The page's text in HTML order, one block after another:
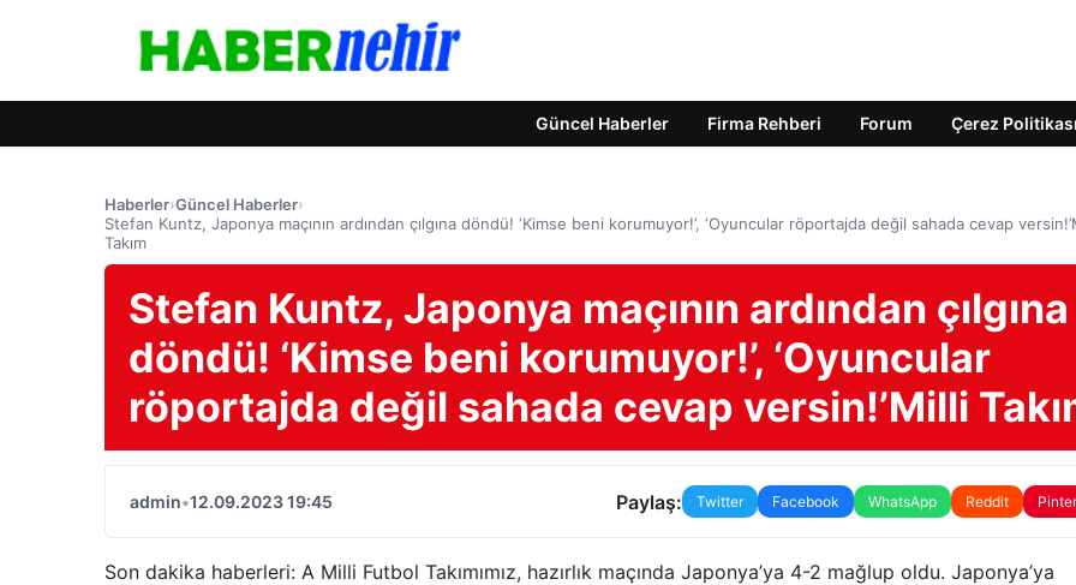
Güncel Haberler Firma Rehberi Forum Çerez Politikası
Haberler›Güncel Haberler›
Stefan Kuntz, Japonya maçının ardından çılgına döndü! ‘Kimse beni korumuyor!’, ‘Oyuncular röportajda değil sahada cevap
Takım
Stefan Kuntz, Japonya maçının ardından çılgına
döndü! ‘Kimse beni korumuyor!’, ‘Oyuncular
röportajda değil sahada cevap versin!’Milli
admin•12.09.2023 19:45 Paylaş: Twitter Facebook WhatsApp Reddit
Son dakika haberleri: A Milli Futbol Takımımız, hazırlık maçında Japonya’ya 4-2 mağlup oldu. Japonya’ya